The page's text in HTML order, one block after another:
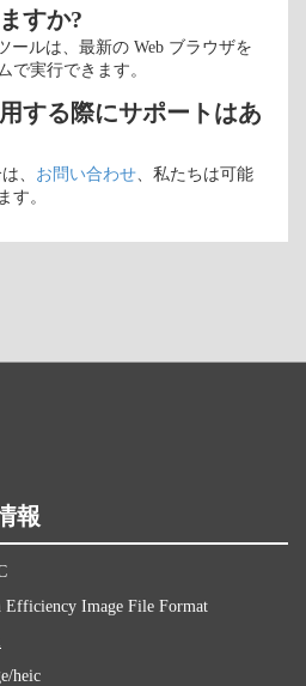
すか?
ールは、最新の Web ブラウザを
で実行できます。
する際にサポートはあ
、 お問い合わせ、私たちは可能
す。
報
Efficiency Image File Format
heic